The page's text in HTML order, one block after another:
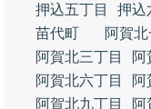
押込五丁目
押込
苗代町
阿賀北
阿賀北三丁目
阿
阿賀北六丁目
阿
阿賀北九丁目
阿